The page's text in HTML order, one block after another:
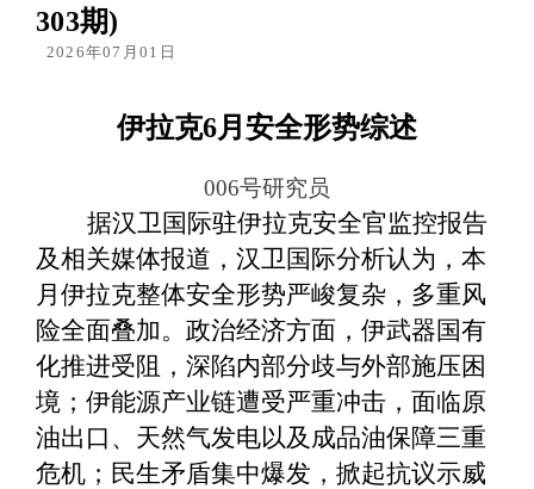
303期)
2026年07月01日
伊拉克6月安全形势综述
006号研究员
据汉卫国际驻伊拉克安全官监控报告
及相关媒体报道，汉卫国际分析认为， 本
月伊拉克整体安全形势严峻复杂，多重风
险全面叠加。政治经济方面，伊武器国有
化推进受阻，深陷内部分歧与外部施压困
境；伊能源产业链遭受严重冲击，面临原
油出口、天然气发电以及成品油保障三重
危机；民生矛盾集中爆发，掀起抗议示威